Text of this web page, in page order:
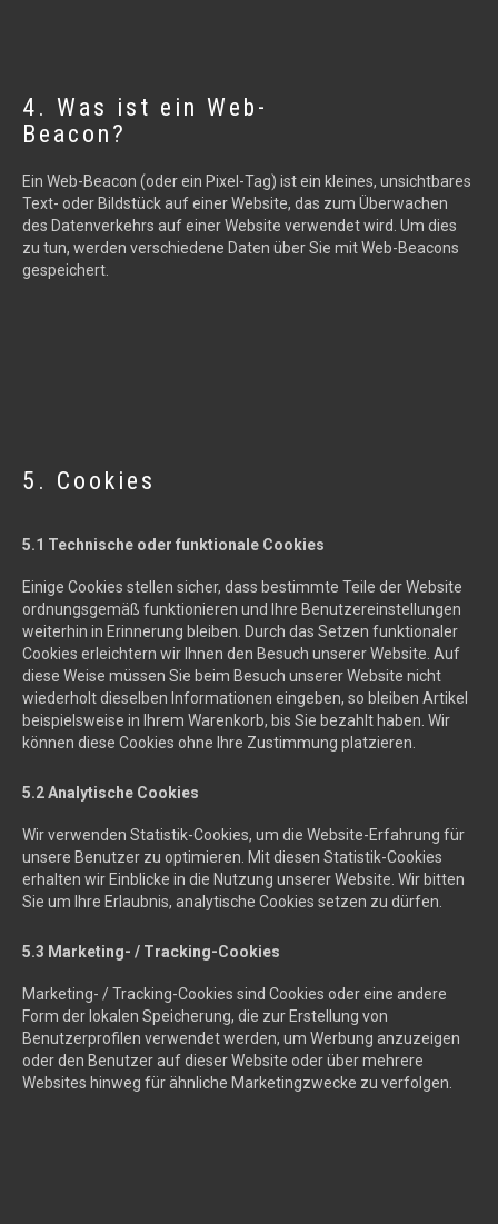
4. Was ist ein Web-
Beacon?
Ein Web-Beacon (oder ein Pixel-Tag) ist ein kleines, unsichtbares
Text- oder Bildstück auf einer Website, das zum Überwachen
des Datenverkehrs auf einer Website verwendet wird. Um dies
zu tun, werden verschiedene Daten über Sie mit Web-Beacons
gespeichert.
5. Cookies
5.1 Technische oder funktionale Cookies
Einige Cookies stellen sicher, dass bestimmte Teile der Website
ordnungsgemäß funktionieren und Ihre Benutzereinstellungen
weiterhin in Erinnerung bleiben. Durch das Setzen funktionaler
Cookies erleichtern wir Ihnen den Besuch unserer Website. Auf
diese Weise müssen Sie beim Besuch unserer Website nicht
wiederholt dieselben Informationen eingeben, so bleiben Artikel
beispielsweise in Ihrem Warenkorb, bis Sie bezahlt haben. Wir
können diese Cookies ohne Ihre Zustimmung platzieren.
5.2 Analytische Cookies
Wir verwenden Statistik-Cookies, um die Website-Erfahrung für
unsere Benutzer zu optimieren. Mit diesen Statistik-Cookies
erhalten wir Einblicke in die Nutzung unserer Website. Wir bitten
Sie um Ihre Erlaubnis, analytische Cookies setzen zu dürfen.
5.3 Marketing- / Tracking-Cookies
Marketing- / Tracking-Cookies sind Cookies oder eine andere
Form der lokalen Speicherung, die zur Erstellung von
Benutzerprofilen verwendet werden, um Werbung anzuzeigen
oder den Benutzer auf dieser Website oder über mehrere
Websites hinweg für ähnliche Marketingzwecke zu verfolgen.